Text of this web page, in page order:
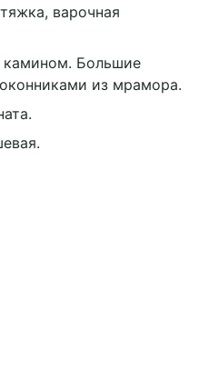
варочная
камином. Большие
из мрамора.